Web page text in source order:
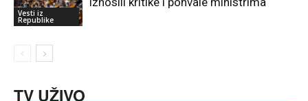
Vesti iz
Republike
TV UŽIVO